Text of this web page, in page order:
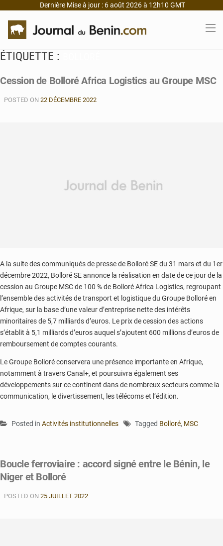
Dernière Mise à jour : 6 août 2026 à 12h10 GMT
ÉTIQUETTE :
Cession de Bolloré Africa Logistics au Groupe MSC
POSTED ON 22 DÉCEMBRE 2022
A la suite des communiqués de presse de Bolloré SE du 31 mars et du 1er
décembre 2022, Bolloré SE annonce la réalisation en date de ce jour de la
cession au Groupe MSC de 100 % de Bolloré Africa Logistics, regroupant
l’ensemble des activités de transport et logistique du Groupe Bolloré en
Afrique, sur la base d’une valeur d’entreprise nette des intérêts
minoritaires de 5,7 milliards d’euros. Le prix de cession des actions
s’établit à 5,1 milliards d’euros auquel s’ajoutent 600 millions d’euros de
remboursement de comptes courants.
Le Groupe Bolloré conservera une présence importante en Afrique,
notamment à travers Canal+, et poursuivra également ses
développements sur ce continent dans de nombreux secteurs comme la
communication, le divertissement, les télécoms et l’édition.
Posted in Activités institutionnelles Tagged Bolloré, MSC
Boucle ferroviaire : accord signé entre le Bénin, le
Niger et Bolloré
POSTED ON 25 JUILLET 2022